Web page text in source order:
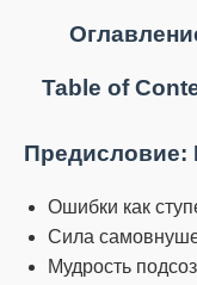
Table of
Предисловие:
Ошибки как
Сила
Мудрость